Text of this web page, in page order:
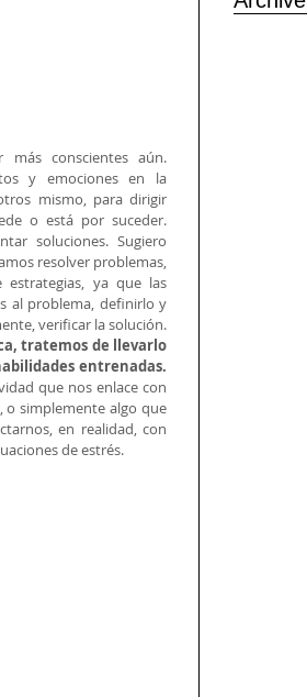
conscientes aún.
y emociones en la
mismo, para dirigir
o está por suceder.
soluciones. Sugiero
resolver problemas,
ya que las
al problema, definirlo y
tratemos de llevarlo
entrenadas.
que nos enlace con
o simplemente algo que
en realidad, con
de estrés.